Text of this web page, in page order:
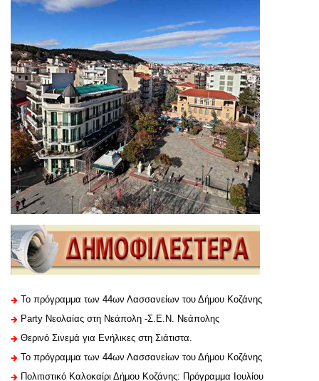
Το πρόγραμμα των 44ων Λασσανείων του Δήμου Κοζάνης
Party Νεολαίας στη Νεάπολη -Σ.Ε.Ν. Νεάπολης
Θερινό Σινεμά για Ενήλικες στη Σιάτιστα.
Το πρόγραμμα των 44ων Λασσανείων του Δήμου Κοζάνης
Πολιτιστικό Καλοκαίρι Δήμου Κοζάνης: Πρόγραμμα Ιουλίου